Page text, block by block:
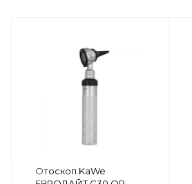
Отоскоп KaWe